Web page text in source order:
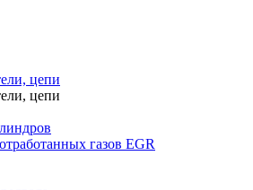
цепи
цепи
газов EGR